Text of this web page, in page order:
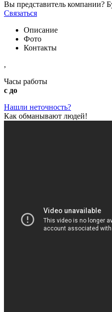
Вы представитель компании?
Связаться
Описание
Фото
Контакты
,
Часы работы
с до
Нашли неточность?
Как обманывают людей!